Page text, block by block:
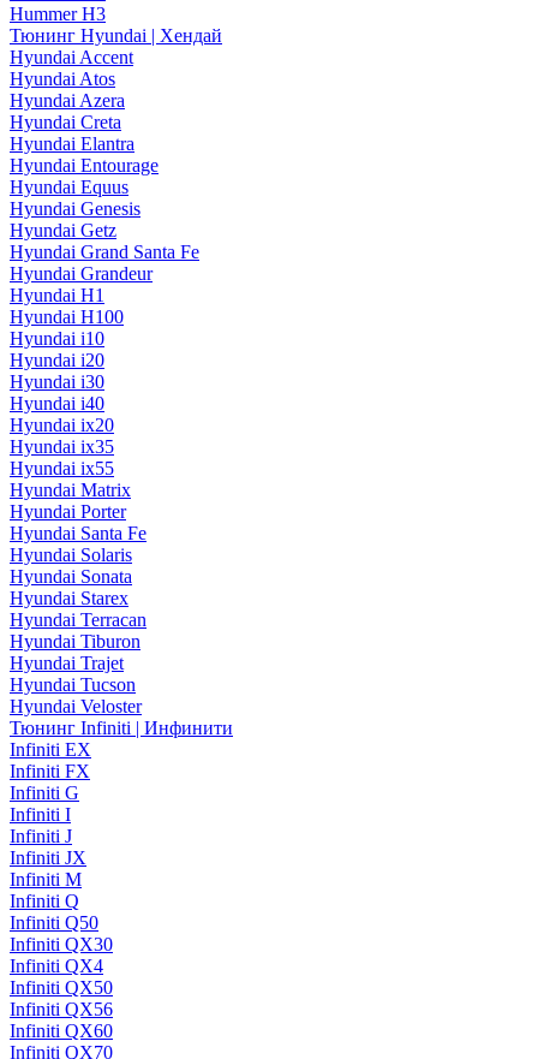
Hummer H3
Тюнинг Hyundai | Хендай
Hyundai Accent
Hyundai Atos
Hyundai Azera
Hyundai Creta
Hyundai Elantra
Hyundai Entourage
Hyundai Equus
Hyundai Genesis
Hyundai Getz
Hyundai Grand Santa Fe
Hyundai Grandeur
Hyundai H1
Hyundai H100
Hyundai i10
Hyundai i20
Hyundai i30
Hyundai i40
Hyundai ix20
Hyundai ix35
Hyundai ix55
Hyundai Matrix
Hyundai Porter
Hyundai Santa Fe
Hyundai Solaris
Hyundai Sonata
Hyundai Starex
Hyundai Terracan
Hyundai Tiburon
Hyundai Trajet
Hyundai Tucson
Hyundai Veloster
Тюнинг Infiniti | Инфинити
Infiniti EX
Infiniti FX
Infiniti G
Infiniti I
Infiniti J
Infiniti JX
Infiniti M
Infiniti Q
Infiniti Q50
Infiniti QX30
Infiniti QX4
Infiniti QX50
Infiniti QX56
Infiniti QX60
Infiniti QX70